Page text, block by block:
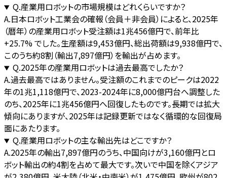
Q.産業用ロボットの市場規模はどれくらいですか？
A.日本ロボット工業会の確報（会員＋非会員）によると、2025年
（暦年）の産業用ロボット受注額は1兆456億円で、前年比
+25.7% でした。生産額は9,453億円、総出荷額は9,938億円で、
このうち約8割（輸出7,897億円）を輸出が占めます。
Q.2025年の産業用ロボットは過去最高でしたか？
A.過去最高ではありません。受注額のこれまでのピークは2022
年の1兆1,118億円で、2023-2024年に8,000億円台へ調整した
のち、2025年に1兆456億円へ回復したものです。長期では拡大
傾向にありますが、2025年は記録更新ではなく循環的な回復局
面にあたります。
Q.産業用ロボットの主な輸出先はどこですか？
A.2025年の輸出7,897億円のうち、中国向けが3,160億円とロ
ボット輸出の約4割を占めて最大です。次いで中国を除くアジア